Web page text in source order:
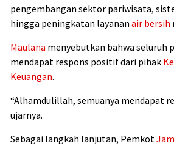
pengembangan sektor pariwisata,
hingga peningkatan layanan air bersih
Maulana menyebutkan bahwa seluruh
mendapat respons positif dari pihak
Keuangan.
“Alhamdulillah, semuanya mendapat
ujarnya.
Sebagai langkah lanjutan, Pemkot